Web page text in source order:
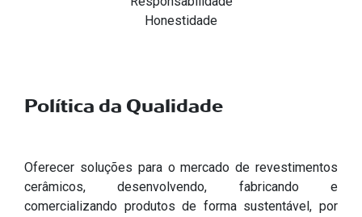
Honestidade
Política da Qualidade
Oferecer soluções para o mercado de revestimentos
cerâmicos, desenvolvendo, fabricando e
comercializando produtos de forma sustentável, por